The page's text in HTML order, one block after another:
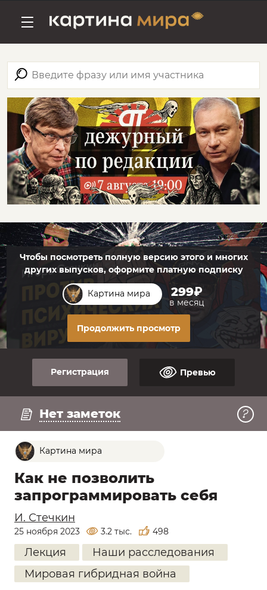
Чтобы посмотреть полную версию этого и многих
других выпусков, оформите платную подписку
Картина мира 299₽
в месяц
Продолжить просмотр
Регистрация Превью
Нет заметок
Картина мира
Как не позволить
запрограммировать себя
И. Стечкин
25 ноября 2023 3.2 тыс. 498
Лекция
Наши расследования
Мировая гибридная война